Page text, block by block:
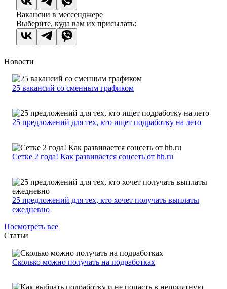
Вакансии в мессенджере
Выберите, куда вам их присылать:
Новости
25 вакансий со сменным графиком
25 предложений для тех, кто ищет подработку на лето
Сетке 2 года! Как развивается соцсеть от hh.ru
25 предложений для тех, кто хочет получать выплаты
ежедневно
Посмотреть все
Статьи
Сколько можно получать на подработках